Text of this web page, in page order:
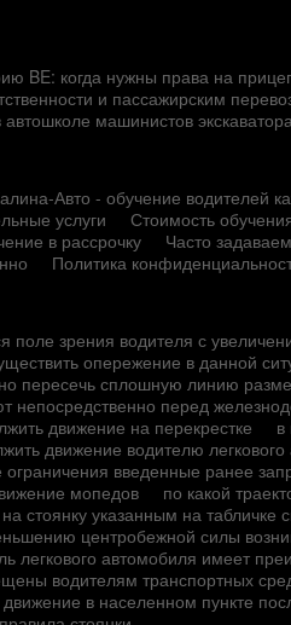
BE: когда нужны права на
и пассажирским
машинистов
Авто - обучение водителей
услуги
Стоимость
в рассрочку Часто
Политика
поле зрения водителя с
опережение в данной
пересечь сплошную линию
непосредственно перед
движение на перекрестке
в
движение водителю
ограничения введенные ранее
мопедов
по какой
стоянку указанным на табличке
центробежной силы
легкового автомобиля имеет
водителям транспортных
в населенном пункте